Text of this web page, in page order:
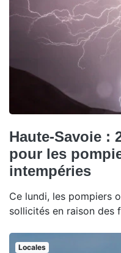
Haute-Savoie :
pour les
intempéries
Ce lundi, les pompiers
sollicités en raison des
Locales